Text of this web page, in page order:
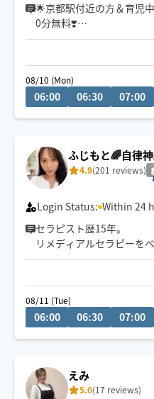
🌟京都駅付近の方＆育児
0分無料❣️
初めまして。指圧と整体
得意なエステティシャ
サロンにスカウトされ、
ランキング上位実績あり
務(60分・22,000円〜)
08/10 (Mon)
06:00 06:30 07:00
ふじもと🌈自律
復4.9(201 reviews)
Login Status: Within 24
セラピスト歴15年。
リメディアルセラピーをベ
身体の深部からゆるめな
やさしくしっかり効く💪
ただ疲れを取るだけじゃな
「力を抜く感覚」を思い出
本来のパフォーマンスに
08/11 (Tue)
06:00 06:30 07:00
えみ
5.0(17 reviews)